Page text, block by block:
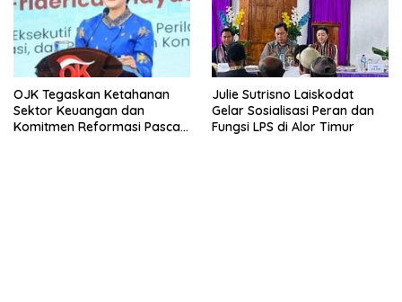
OJK Tegaskan Ketahanan
Sektor Keuangan dan
Komitmen Reformasi Pasca
Julie Sutrisno Laiskodat
Gelar Sosialisasi Peran dan
Fungsi LPS di Alor Timur